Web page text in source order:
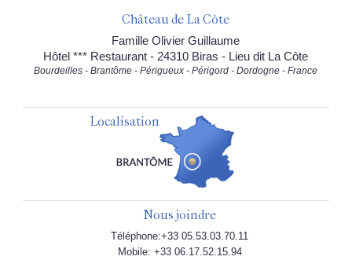
Château de La Côte
Famille Olivier Guillaume
Hôtel *** Restaurant - 24310 Biras - Lieu dit La Côte
Bourdeilles - Brantôme - Périgueux - Périgord - Dordogne - France
Localisation
Nous joindre
Téléphone:+33 05.53.03.70.11
Mobile: +33 06.17.52.15.94